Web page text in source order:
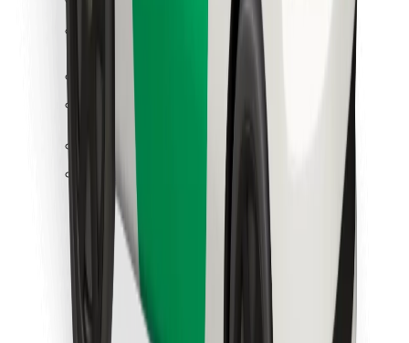
Sikkerhet
Få en tur på minutter!
Last ned Bolt-appen
Finn yndlingsmaten din!